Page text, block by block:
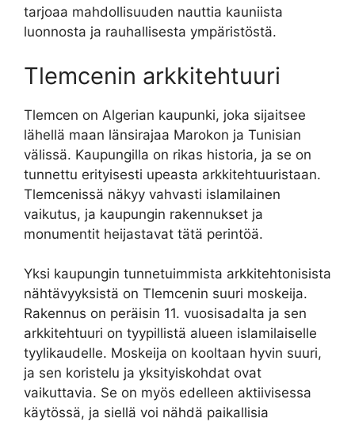
tarjoaa mahdollisuuden nauttia kauniista
luonnosta ja rauhallisesta ympäristöstä.
Tlemcenin arkkitehtuuri
Tlemcen on Algerian kaupunki, joka sijaitsee
lähellä maan länsirajaa Marokon ja Tunisian
välissä. Kaupungilla on rikas historia, ja se on
tunnettu erityisesti upeasta arkkitehtuuristaan.
Tlemcenissä näkyy vahvasti islamilainen
vaikutus, ja kaupungin rakennukset ja
monumentit heijastavat tätä perintöä.
Yksi kaupungin tunnetuimmista arkkitehtonisista
nähtävyyksistä on Tlemcenin suuri moskeija.
Rakennus on peräisin 11. vuosisadalta ja sen
arkkitehtuuri on tyypillistä alueen islamilaiselle
tyylikaudelle. Moskeija on kooltaan hyvin suuri,
ja sen koristelu ja yksityiskohdat ovat
vaikuttavia. Se on myös edelleen aktiivisessa
käytössä, ja siellä voi nähdä paikallisia